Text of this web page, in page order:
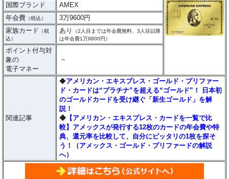
国際ブランド
AMEX
年会費 （税込）
3万9600円
家族カード
（税
込）
あり
（2人目までは年会費無料、3人目以降
は年会費1万9800円）
ポイント付与対
象の
電子マネー
－
関連記事
◆アメリカン・エキスプレス・ゴールド・プリファー
ド・カードは“プラチナ”を超える“ゴールド”！ 日本初
のゴールドカードを受け継ぐ「新生ゴールド」を解
説！
◆ 【アメリカン・エキスプレス・カードを一覧で比
較】アメックスが発行する12枚のカードの年会費や特
典、還元率を比較して、自分にピッタリの1枚を探そ
う！（アメックス・ゴールド・プリファードの解説
へ）